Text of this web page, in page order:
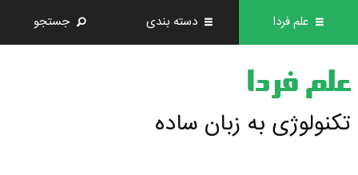
علم فردا دسته بندی جستجو
علم فردا
تکنولوژی به زبان ساده